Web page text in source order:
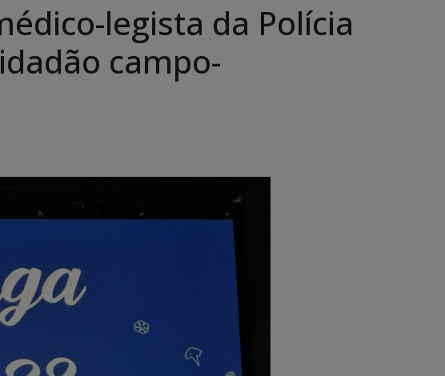
legista da Polícia
campo-